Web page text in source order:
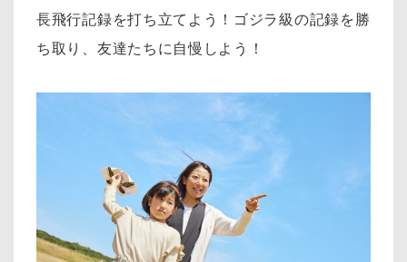
長飛行記録を打ち立てよう！ゴジラ級の記録を勝
ち取り、友達たちに自慢しよう！